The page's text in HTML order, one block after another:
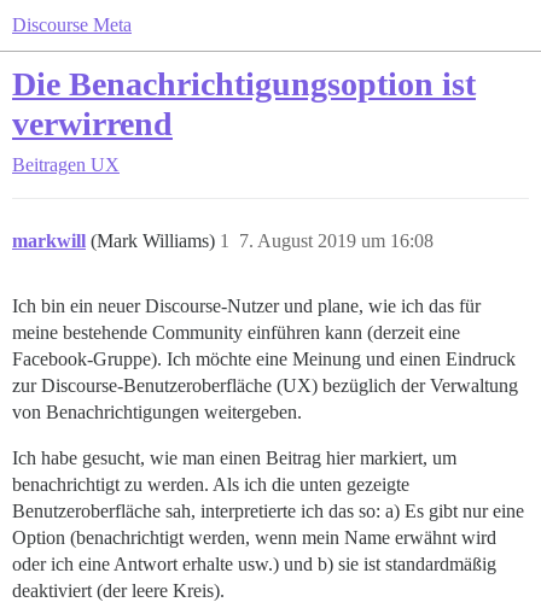
Discourse Meta
Die Benachrichtigungsoption ist
verwirrend
Beitragen UX
markwill (Mark Williams) 7. August 2019 um 16:08
1
Ich bin ein neuer Discourse-Nutzer und plane, wie ich das für
meine bestehende Community einführen kann (derzeit eine
Facebook-Gruppe). Ich möchte eine Meinung und einen Eindruck
zur Discourse-Benutzeroberfläche (UX) bezüglich der Verwaltung
von Benachrichtigungen weitergeben.
Ich habe gesucht, wie man einen Beitrag hier markiert, um
benachrichtigt zu werden. Als ich die unten gezeigte
Benutzeroberfläche sah, interpretierte ich das so: a) Es gibt nur eine
Option (benachrichtigt werden, wenn mein Name erwähnt wird
oder ich eine Antwort erhalte usw.) und b) sie ist standardmäßig
deaktiviert (der leere Kreis).